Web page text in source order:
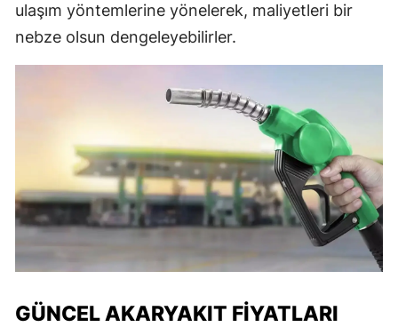
ulaşım yöntemlerine yönelerek, maliyetleri bir
nebze olsun dengeleyebilirler.
GÜNCEL AKARYAKIT FIYATLARI